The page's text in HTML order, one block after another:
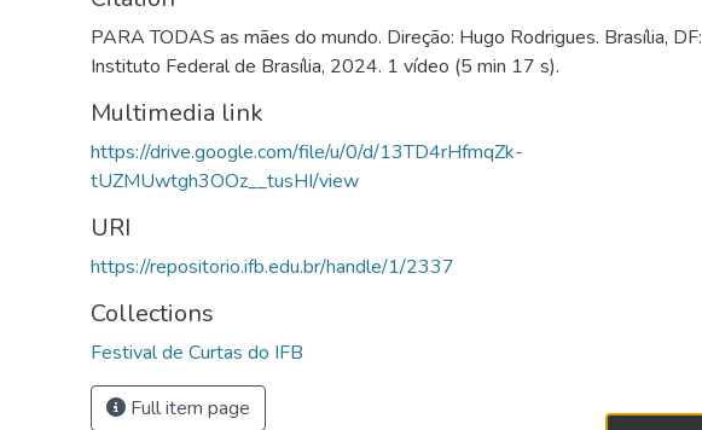
PARA TODAS as mães do mundo. Direção: Hugo Rodrigues. Brasília, DF:
Instituto Federal de Brasília, 2024. 1 vídeo (5 min 17 s).
Multimedia link
https://drive.google.com/file/u/0/d/13TD4rHfmqZk-
tUZMUwtgh3OOz__tusHI/view
URI
https://repositorio.ifb.edu.br/handle/1/2337
Collections
Festival de Curtas do IFB
Full item page